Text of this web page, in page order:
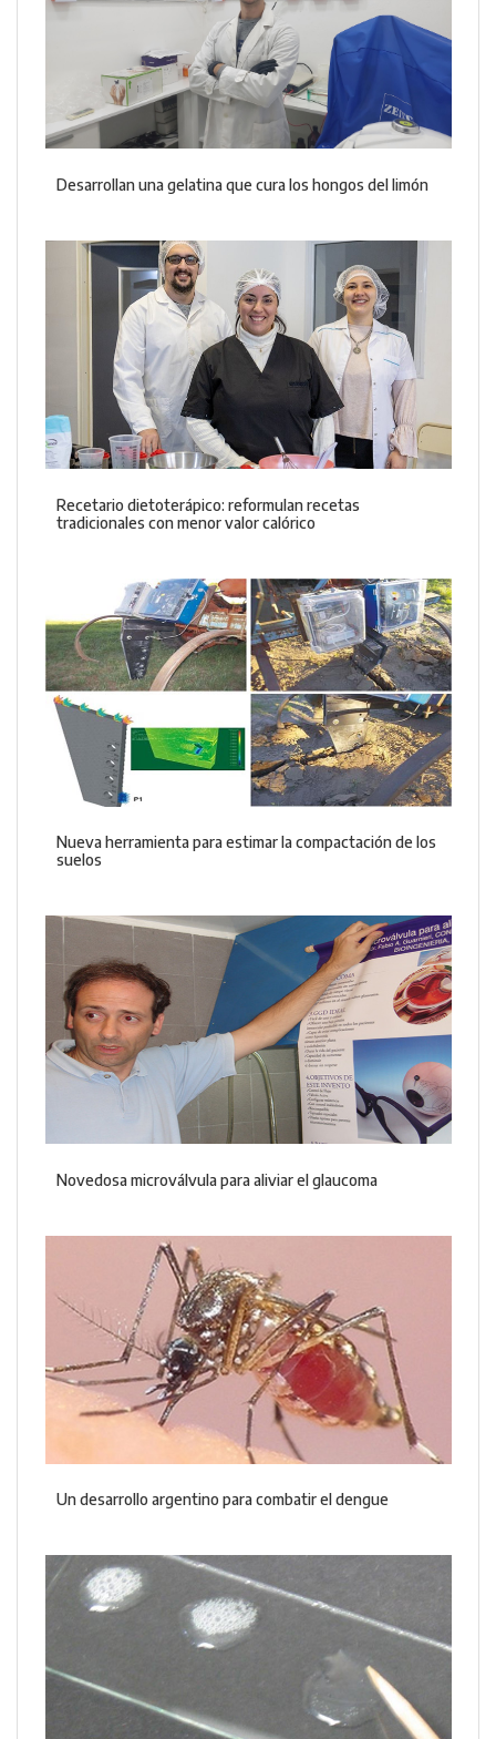
Desarrollan una gelatina que cura los hongos del limón
Recetario dietoterápico: reformulan recetas
tradicionales con menor valor calórico
Nueva herramienta para estimar la compactación de los
suelos
Novedosa microválvula para aliviar el glaucoma
Un desarrollo argentino para combatir el dengue